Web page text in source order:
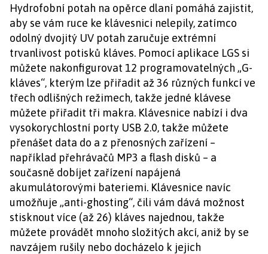
Hydrofobní potah na opěrce dlaní pomáhá zajistit,
aby se vám ruce ke klávesnici nelepily, zatímco
odolný dvojitý UV potah zaručuje extrémní
trvanlivost potisků kláves. Pomocí aplikace LGS si
můžete nakonfigurovat 12 programovatelných „G-
kláves“, kterým lze přiřadit až 36 různých funkcí ve
třech odlišných režimech, takže jedné klávese
můžete přiřadit tři makra. Klávesnice nabízí i dva
vysokorychlostní porty USB 2.0, takže můžete
přenášet data do a z přenosných zařízení –
například přehrávačů MP3 a flash disků – a
současně dobíjet zařízení napájená
akumulátorovými bateriemi. Klávesnice navíc
umožňuje „anti-ghosting“, čili vám dává možnost
stisknout více (až 26) kláves najednou, takže
můžete provádět mnoho složitých akcí, aniž by se
navzájem rušily nebo docházelo k jejich